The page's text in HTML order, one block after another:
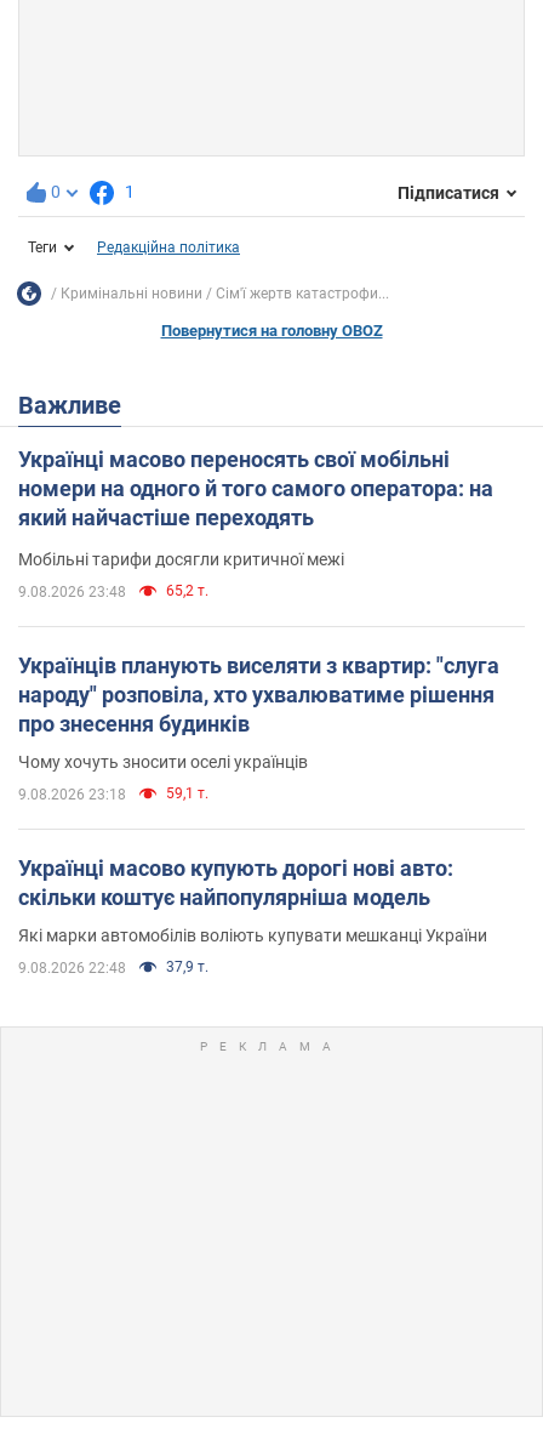
0 1 Підписатися
Теги Редакційна політика
Кримінальні новини Сім'ї жертв катастрофи...
Повернутися на головну OBOZ
Важливе
Українці масово переносять свої мобільні
номери на одного й того самого оператора: на
який найчастіше переходять
Мобільні тарифи досягли критичної межі
9.08.2026 23:48 65,2 т.
Українців планують виселяти з квартир: "слуга
народу" розповіла, хто ухвалюватиме рішення
про знесення будинків
Чому хочуть зносити оселі українців
9.08.2026 23:18 59,1 т.
Українці масово купують дорогі нові авто:
скільки коштує найпопулярніша модель
Які марки автомобілів воліють купувати мешканці України
9.08.2026 22:48 37,9 т.